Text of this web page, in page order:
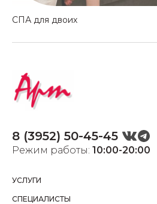
СПА для двоих
Режим работы: 10:00-20:00
8 (3952) 50-45-45
УСЛУГИ
СПЕЦИАЛИСТЫ